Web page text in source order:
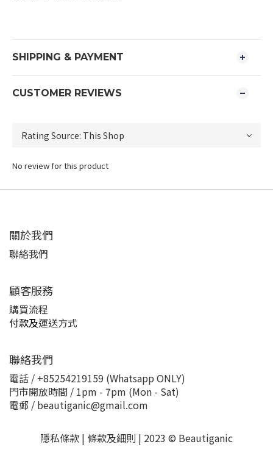
SHIPPING & PAYMENT
CUSTOMER REVIEWS
No review for this product
關於我們
聯絡我們
顧客服務
購買流程
付款及運送方式
聯絡我們
電話 / +85254219159 (Whatsapp ONLY)
門市開放時間 / 1pm - 7pm (Mon - Sat)
電郵 / beautiganic@gmail.com
隱私條款 | 條款及細則 | 2023 © Beautiganic